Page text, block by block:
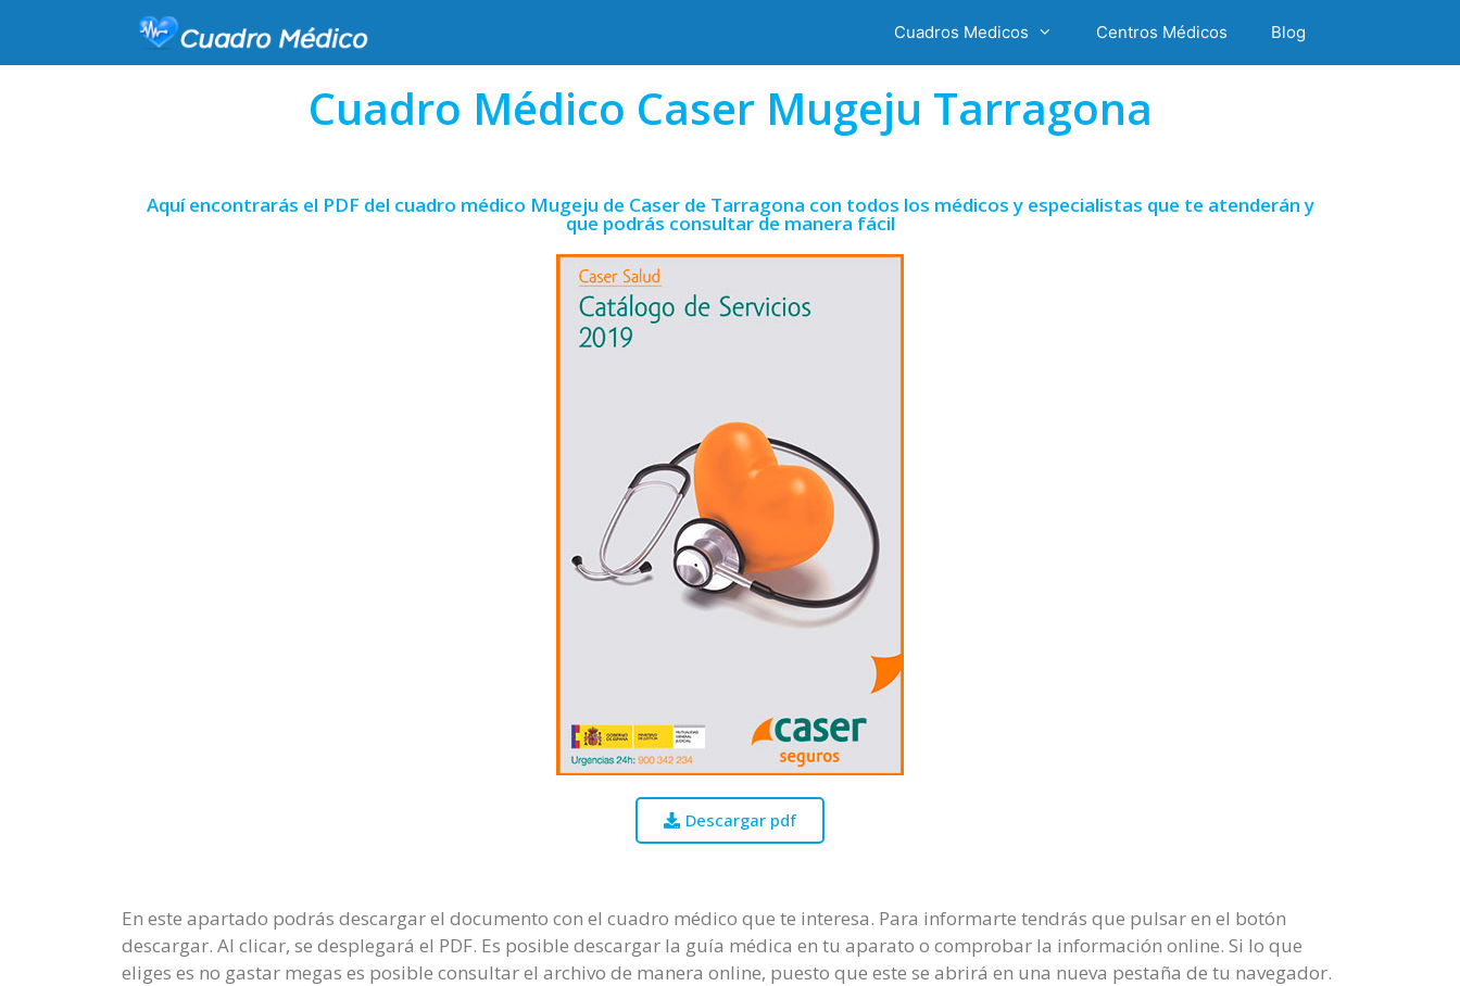
Cuadros Medicos Centros Médicos Blog
Cuadro Médico Caser Mugeju Tarragona
Aquí encontrarás el PDF del cuadro médico Mugeju de Caser de Tarragona con todos los médicos y especialistas que te atenderán y
que podrás consultar de manera fácil
Descargar pdf
En este apartado podrás descargar el documento con el cuadro médico que te interesa. Para informarte tendrás que pulsar en el botón
descargar. Al clicar, se desplegará el PDF. Es posible descargar la guía médica en tu aparato o comprobar la información online. Si lo que
eliges es no gastar megas es posible consultar el archivo de manera online, puesto que este se abrirá en una nueva pestaña de tu navegador.